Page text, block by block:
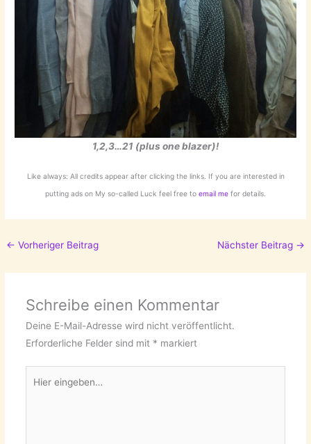
1,2,3…21 (plus one blazer)!
Like always: All credits appear after clicking the links. If you are interested in
putting ads on My so-called Luck feel free to email me for details.
← Vorheriger Beitrag Nächster Beitrag →
Schreibe einen Kommentar
Deine E-Mail-Adresse wird nicht veröffentlicht.
Erforderliche Felder sind mit * markiert
eingeben…